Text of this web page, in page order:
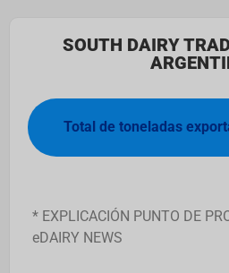
SOUTH DAIRY
Total de toneladas
* EXPLICACIÓN PUNTO DE
eDAIRY NEWS